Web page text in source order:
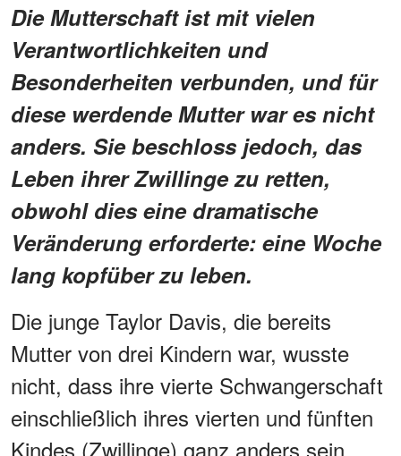
Die Mutterschaft ist mit vielen
Verantwortlichkeiten und
Besonderheiten verbunden, und für
diese werdende Mutter war es nicht
anders. Sie beschloss jedoch, das
Leben ihrer Zwillinge zu retten,
obwohl dies eine dramatische
Veränderung erforderte: eine Woche
lang kopfüber zu leben.
Die junge Taylor Davis, die bereits
Mutter von drei Kindern war, wusste
nicht, dass ihre vierte Schwangerschaft
einschließlich ihres vierten und fünften
Kindes (Zwillinge) ganz anders sein